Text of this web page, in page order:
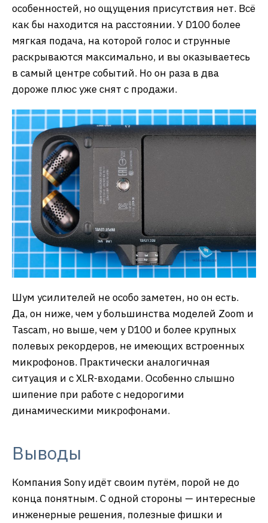
особенностей, но ощущения присутствия нет. Всё
как бы находится на расстоянии. У D100 более
мягкая подача, на которой голос и струнные
раскрываются максимально, и вы оказываетесь
в самый центре событий. Но он раза в два
дороже плюс уже снят с продажи.
Шум усилителей не особо заметен, но он есть.
Да, он ниже, чем у большинства моделей Zoom и
Tascam, но выше, чем у D100 и более крупных
полевых рекордеров, не имеющих встроенных
микрофонов. Практически аналогичная
ситуация и с XLR-входами. Особенно слышно
шипение при работе с недорогими
динамическими микрофонами.
Выводы
Компания Sony идёт своим путём, порой не до
конца понятным. С одной стороны — интересные
инженерные решения, полезные фишки и